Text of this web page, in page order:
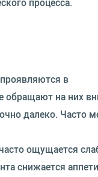
в
обращают на них
далеко. Часто
ощущается
снижается